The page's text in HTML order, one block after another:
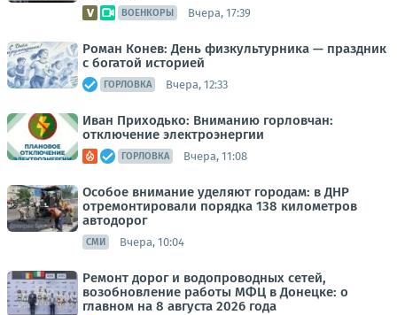
ВОЕНКОРЫ Вчера, 17:39
Роман Конев: День физкультурника — праздник
с богатой историей
ГОРЛОВКА Вчера, 12:33
Иван Приходько: Вниманию горловчан:
отключение электроэнергии
ГОРЛОВКА Вчера, 11:08
Особое внимание уделяют городам: в ДНР
отремонтировали порядка 138 километров
автодорог
СМИ Вчера, 10:04
Ремонт дорог и водопроводных сетей,
возобновление работы МФЦ в Донецке: о
главном на 8 августа 2026 года